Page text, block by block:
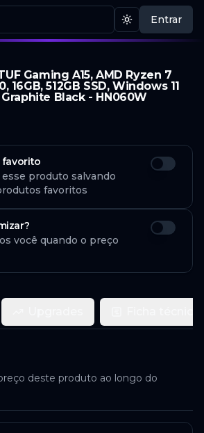
Mudar tema
Entrar
Gaming A15, AMD Ryzen 7
16GB, 512GB SSD, Windows 11
Graphite Black - HN060W
favorito
produto salvando
favoritos
você quando o preço
deste produto ao longo do